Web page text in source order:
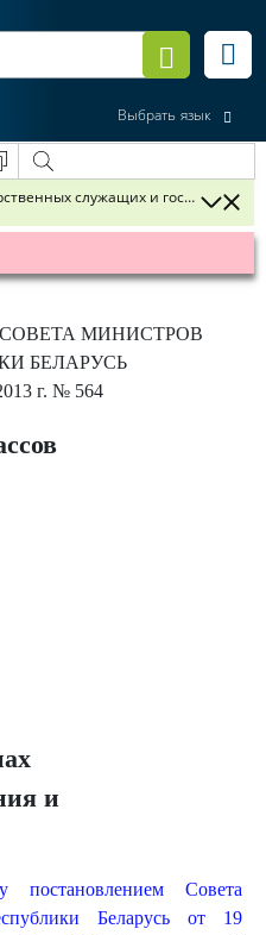
Выбрать язык
служащих и
СОВЕТА МИНИСТРОВ
БЕЛАРУСЬ
г. № 564
и
постановлением Совета
Беларусь от 19